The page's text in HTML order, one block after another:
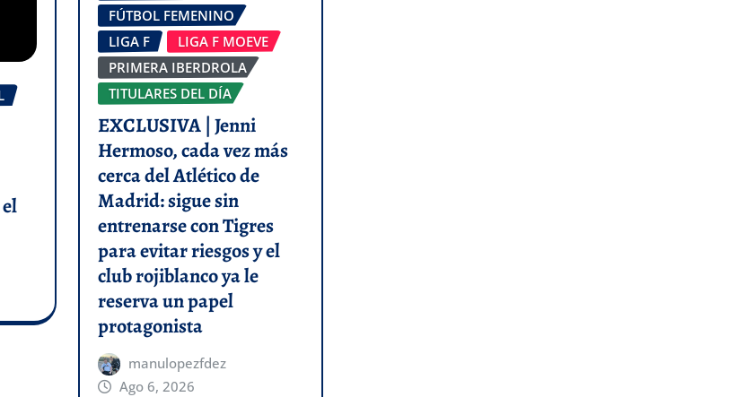
FÚTBOL FEMENINO
LIGA F
LIGA F MOEVE
PRIMERA IBERDROLA
TITULARES DEL DÍA
EXCLUSIVA | Jenni
Hermoso, cada vez más
cerca del Atlético de
Madrid: sigue sin
entrenarse con Tigres
para evitar riesgos y el
club rojiblanco ya le
reserva un papel
protagonista
manulopezfdez
Ago 6, 2026